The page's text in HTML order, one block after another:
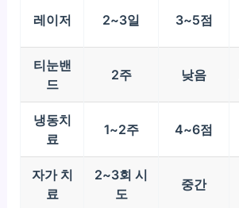
레이저 2~3일 3~5점
티눈밴
드
2주 낮음
냉동치
료
1~2주 4~6점
자가 치
료
2~3회 시
도
중간